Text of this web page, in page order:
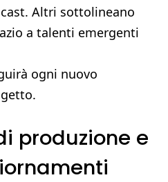
Altri sottolineano
a talenti emergenti
ogni nuovo
produzione e